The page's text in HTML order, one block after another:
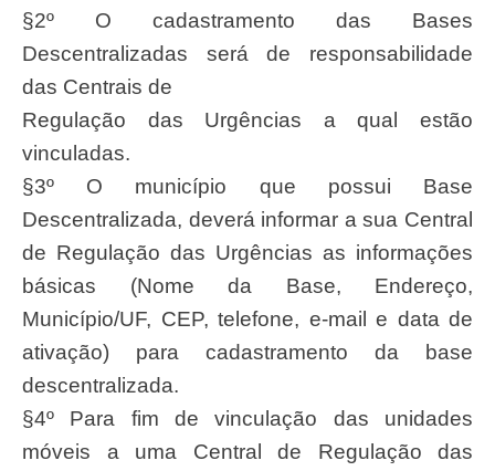
§2º O cadastramento das Bases
Descentralizadas será de responsabilidade
das Centrais de
Regulação das Urgências a qual estão
vinculadas.
§3º O município que possui Base
Descentralizada, deverá informar a sua Central
de Regulação das Urgências as informações
básicas (Nome da Base, Endereço,
Município/UF, CEP, telefone, e-mail e data de
ativação) para cadastramento da base
descentralizada.
§4º Para fim de vinculação das unidades
móveis a uma Central de Regulação das